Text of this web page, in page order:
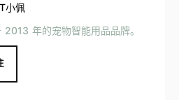
小佩
2013 年的宠物智能用品品牌。